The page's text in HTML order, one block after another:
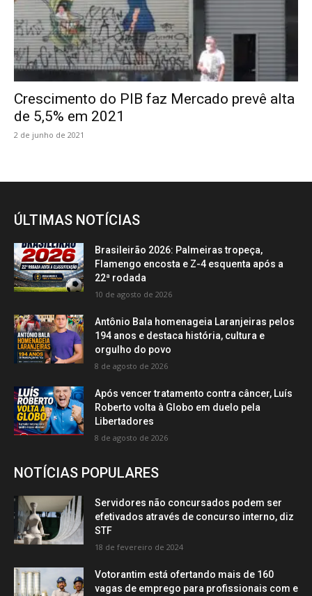
Crescimento do PIB faz Mercado prevê alta
de 5,5% em 2021
2 de junho de 2021
ÚLTIMAS NOTÍCIAS
Brasileirão 2026: Palmeiras tropeça,
Flamengo encosta e Z-4 esquenta após a
22ª rodada
10 de agosto de 2026
Antônio Bala homenageia Laranjeiras pelos
194 anos e destaca história, cultura e
orgulho do povo
8 de agosto de 2026
Após vencer tratamento contra câncer, Luís
Roberto volta à Globo em duelo pela
Libertadores
8 de agosto de 2026
NOTÍCIAS POPULARES
Servidores não concursados podem ser
efetivados através de concurso interno, diz
STF
18 de fevereiro de 2024
Votorantim está ofertando mais de 160
vagas de emprego para profissionais com e